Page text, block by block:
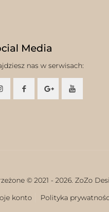
Media
nas w serwisach:
© 2021 - 2026. ZoZo
konto
Polityka